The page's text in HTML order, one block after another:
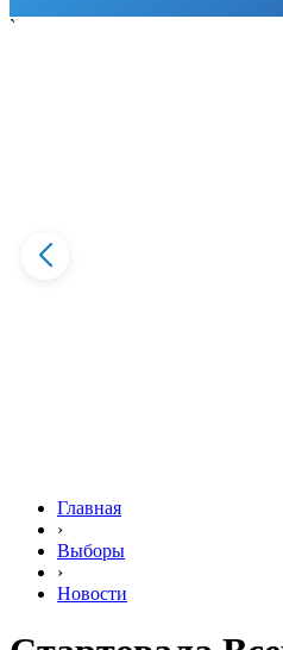
`
Главная
›
Выборы
›
Новости